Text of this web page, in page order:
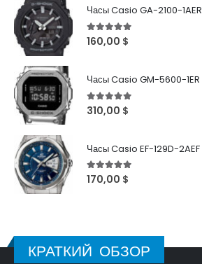
Часы Casio GA-2100-1AER
5out of 5
160,00 $
Часы Casio GM-5600-1ER
5out of 5
310,00 $
Часы Casio EF-129D-2AEF
5out of 5
170,00 $
КРАТКИЙ ОБЗОР